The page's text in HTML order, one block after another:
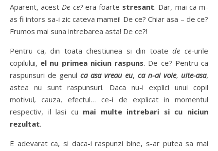
Aparent, acestDe ce?era foarte stresant. Dar, mai ca m-
as fi intors sa-i zic cateva mamei! De ce? Chiar asa – de ce?
Frumos mai suna intrebarea asta! De ce?!
Pentru ca, din toata chestiunea si din toatede ce-urile
copilului, el nu primea niciun raspuns. De ce? Pentru ca
raspunsuri de genul ca asa vreau eu, ca n-ai voie, uite-asa,
astea nu sunt raspunsuri. Daca nu-i explici unui copil
motivul, cauza, efectul… ce-i de explicat in momentul
respectiv, il lasi cu mai multe intrebari si cu niciun
rezultat.
E adevarat ca, si daca-i raspunzi bine, s-ar putea sa mai